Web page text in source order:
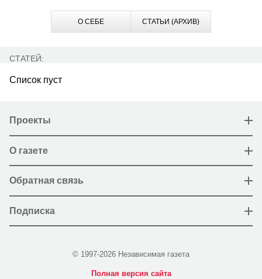
О СЕБЕ СТАТЬИ (АРХИВ)
СТАТЕЙ:
Список пуст
Проекты
О газете
Обратная связь
Подписка
© 1997-2026 Независимая газета
Полная версия сайта